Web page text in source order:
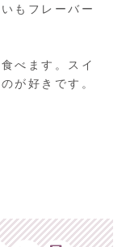
もフレーバー
べます。スイ
が好きです。